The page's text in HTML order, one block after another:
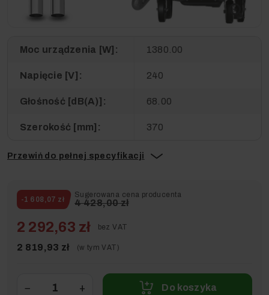
zoom_in
Moc urządzenia [W]: 1380.00
Napięcie [V]: 240
Głośność [dB(A)]: 68.00
Szerokość [mm]: 370
Przewiń do pełnej specyfikacji
-1 608,07 zł
Sugerowana cena producenta
4 428,00 zł
2 292,63 zł bez VAT
2 819,93 zł (w tym VAT)
− + Do koszyka